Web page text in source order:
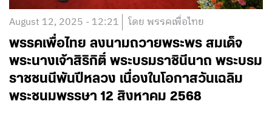
August 12, 2025 - 12:21 โดย พรรคเพื่อไทย
พรรคเพื่อไทย ลงนามถวายพระพร สมเด็จ
พระนางเจ้าสิริกิติ์ พระบรมราชินีนาถ พระบรม
ราชชนนีพันปีหลวง เนื่องในโอกาสวันเฉลิม
พระชนมพรรษา 12 สิงหาคม 2568